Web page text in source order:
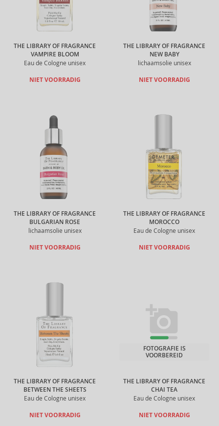
THE LIBRARY OF FRAGRANCE
VAMPIRE BLOOM
Eau de Cologne unisex
NIET VOORRADIG
THE LIBRARY OF FRAGRANCE
NEW BABY
lichaamsolie unisex
NIET VOORRADIG
THE LIBRARY OF FRAGRANCE
BULGARIAN ROSE
lichaamsolie unisex
NIET VOORRADIG
THE LIBRARY OF FRAGRANCE
MOROCCO
Eau de Cologne unisex
NIET VOORRADIG
THE LIBRARY OF FRAGRANCE
BETWEEN THE SHEETS
Eau de Cologne unisex
NIET VOORRADIG
THE LIBRARY OF FRAGRANCE
CHAI TEA
Eau de Cologne unisex
FOTOGRAFIE IS
VOORBEREID
NIET VOORRADIG